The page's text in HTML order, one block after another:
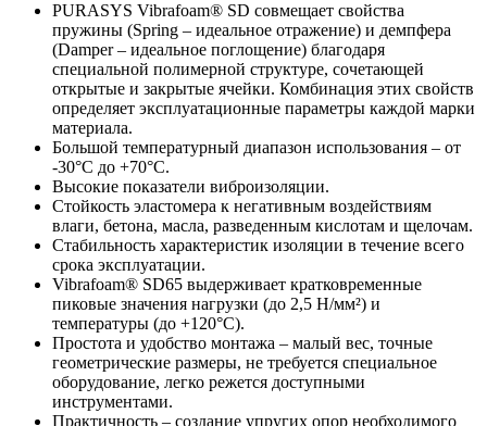
PURASYS Vibrafoam® SD совмещает свойства
пружины (Spring – идеальное отражение) и демпфера
(Damper – идеальное поглощение) благодаря
специальной полимерной структуре, сочетающей
открытые и закрытые ячейки. Комбинация этих свойств
определяет эксплуатационные параметры каждой марки
материала.
Большой температурный диапазон использования – от
-30°C до +70°C.
Высокие показатели виброизоляции.
Стойкость эластомера к негативным воздействиям
влаги, бетона, масла, разведенным кислотам и щелочам.
Стабильность характеристик изоляции в течение всего
срока эксплуатации.
Vibrafoam® SD65 выдерживает кратковременные
пиковые значения нагрузки (до 2,5 H/мм²) и
температуры (до +120°C).
Простота и удобство монтажа – малый вес, точные
геометрические размеры, не требуется специальное
оборудование, легко режется доступными
инструментами.
Практичность – создание упругих опор необходимого